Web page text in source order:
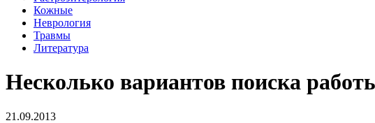
Кожные
Неврология
Травмы
Литература
Несколько вариантов поиска
21.09.2013